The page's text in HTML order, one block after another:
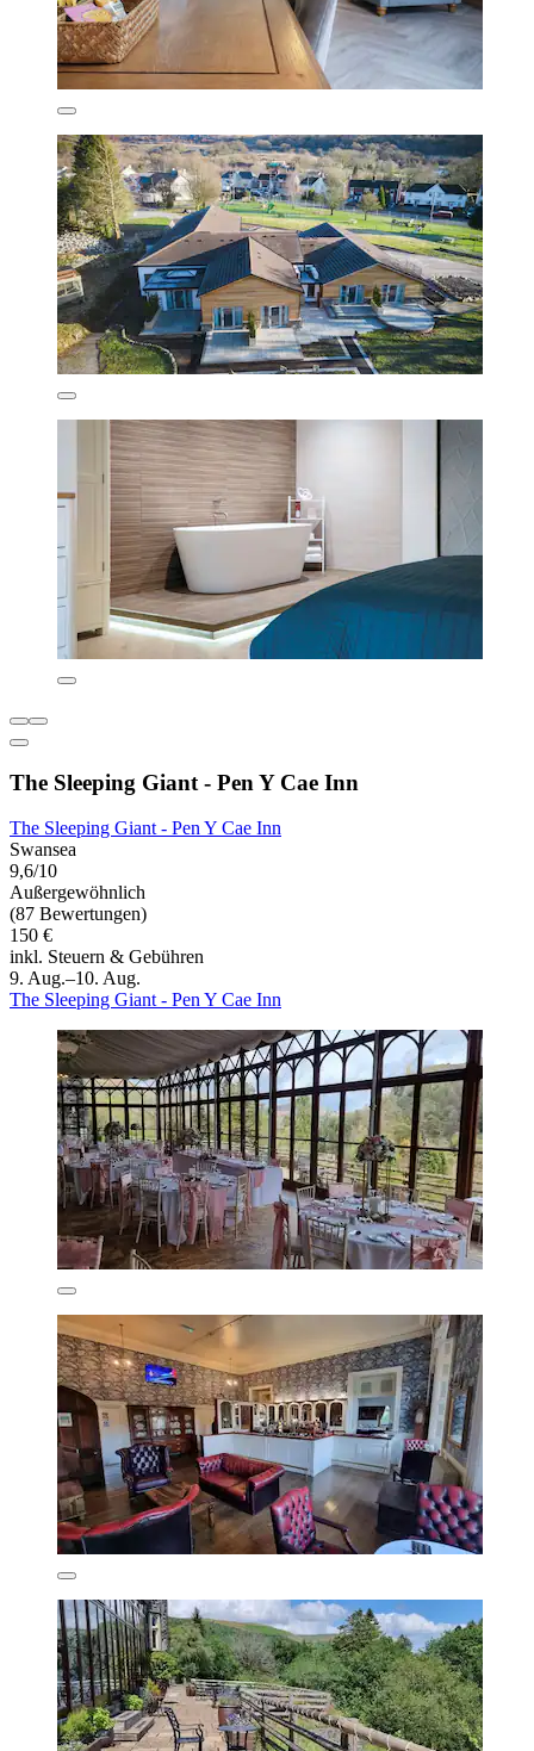
The Sleeping Giant - Pen Y Cae Inn
The Sleeping Giant - Pen Y Cae Inn
Swansea
9,6/10
Außergewöhnlich
(87 Bewertungen)
150 €
inkl. Steuern & Gebühren
9. Aug.–10. Aug.
The Sleeping Giant - Pen Y Cae Inn